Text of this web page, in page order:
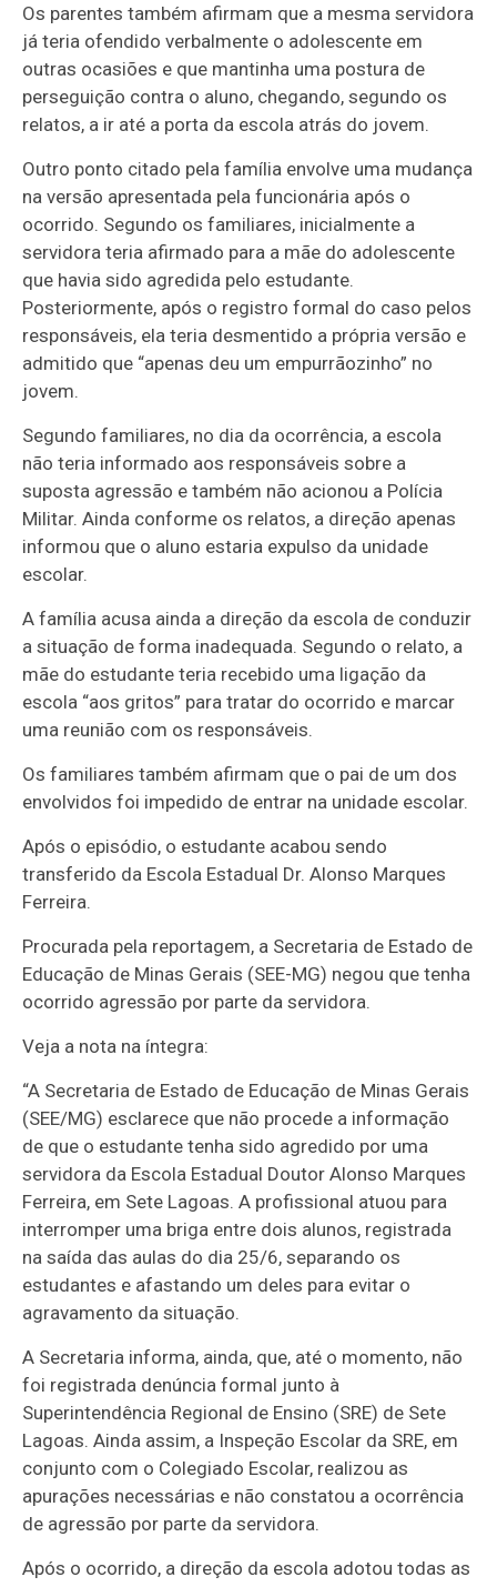
Os parentes também afirmam que a mesma servidora
já teria ofendido verbalmente o adolescente em
outras ocasiões e que mantinha uma postura de
perseguição contra o aluno, chegando, segundo os
relatos, a ir até a porta da escola atrás do jovem.
Outro ponto citado pela família envolve uma mudança
na versão apresentada pela funcionária após o
ocorrido. Segundo os familiares, inicialmente a
servidora teria afirmado para a mãe do adolescente
que havia sido agredida pelo estudante.
Posteriormente, após o registro formal do caso pelos
responsáveis, ela teria desmentido a própria versão e
admitido que “apenas deu um empurrãozinho” no
jovem.
Segundo familiares, no dia da ocorrência, a escola
não teria informado aos responsáveis sobre a
suposta agressão e também não acionou a Polícia
Militar. Ainda conforme os relatos, a direção apenas
informou que o aluno estaria expulso da unidade
escolar.
A família acusa ainda a direção da escola de conduzir
a situação de forma inadequada. Segundo o relato, a
mãe do estudante teria recebido uma ligação da
escola “aos gritos” para tratar do ocorrido e marcar
uma reunião com os responsáveis.
Os familiares também afirmam que o pai de um dos
envolvidos foi impedido de entrar na unidade escolar.
Após o episódio, o estudante acabou sendo
transferido da Escola Estadual Dr. Alonso Marques
Ferreira.
Procurada pela reportagem, a Secretaria de Estado de
Educação de Minas Gerais (SEE-MG) negou que tenha
ocorrido agressão por parte da servidora.
Veja a nota na íntegra:
“A Secretaria de Estado de Educação de Minas Gerais
(SEE/MG) esclarece que não procede a informação
de que o estudante tenha sido agredido por uma
servidora da Escola Estadual Doutor Alonso Marques
Ferreira, em Sete Lagoas. A profissional atuou para
interromper uma briga entre dois alunos, registrada
na saída das aulas do dia 25/6, separando os
estudantes e afastando um deles para evitar o
agravamento da situação.
A Secretaria informa, ainda, que, até o momento, não
foi registrada denúncia formal junto à
Superintendência Regional de Ensino (SRE) de Sete
Lagoas. Ainda assim, a Inspeção Escolar da SRE, em
conjunto com o Colegiado Escolar, realizou as
apurações necessárias e não constatou a ocorrência
de agressão por parte da servidora.
Após o ocorrido, a direção da escola adotou todas as